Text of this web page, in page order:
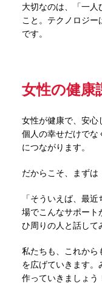
大切なのは、「一
こと。テクノロジ
です。
女性の健康
女性が健康で、安心
個人の幸せだけでな
につながります。
だからこそ、まずは
「そういえば、最
場でこんなサポー
ひ周りの人と話して
私たちも、これか
を広げていきます
作っていきましょう